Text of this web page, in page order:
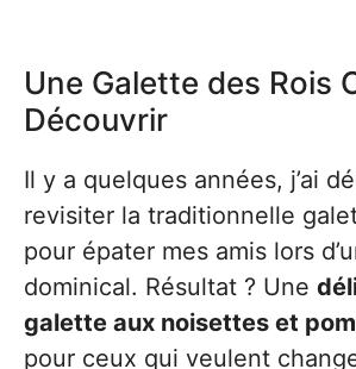
Une Galette des Rois
Découvrir
Il y a quelques années, j’ai
revisiter la traditionnelle
pour épater mes amis lors
dominical. Résultat ? Une
galette aux noisettes et
pour ceux qui veulent